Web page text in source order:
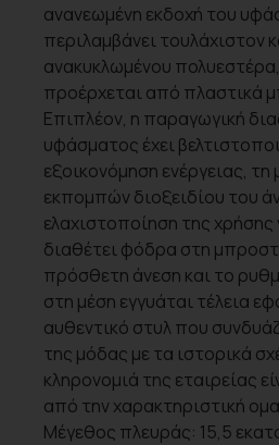
ανανεωμένη εκδοχή του
περιλαμβάνει τουλάχιστον
ανακυκλωμένου
προέρχεται από πλαστικά
Επιπλέον, η παραγωγική
υφάσματος έχει
εξοικονόμηση ενέργειας,
εκπομπών διοξειδίου του
ελαχιστοποίηση της χρήσης
διαθέτει φόδρα στη
πρόσθετη άνεση και το
στη μέση εγγυάται τέλεια
αυθεντικό στυλ που
της μόδας με τα ιστορικά
κληρονομιά της εταιρείας
από την χαρακτηριστική
Μέγεθος πλευράς: 15,5